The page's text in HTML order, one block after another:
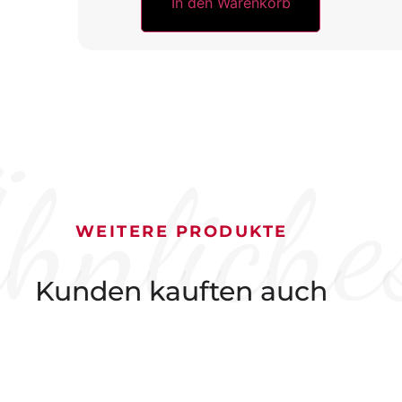
WEITERE PRODUKTE
Kunden kauften auch